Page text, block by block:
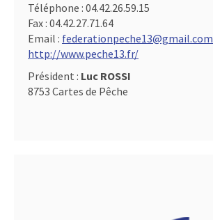
Téléphone : 04.42.26.59.15
Fax : 04.42.27.71.64
Email : federationpeche13@gmail.com
http://www.peche13.fr/
Président : Luc ROSSI
8753 Cartes de Pêche